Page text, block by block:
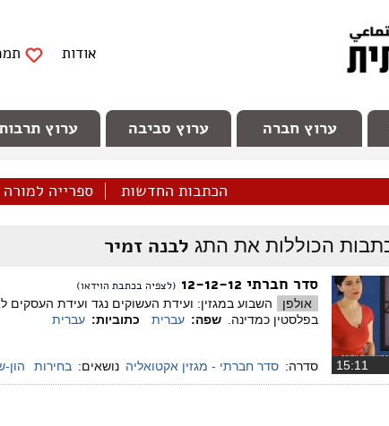
אודות
ערוץ חברה ערוץ סביבה ערוץ
הכתבות החדשות ספרייה למורה
הכוללות את התג לבנה זמיר
סדר חברתי 12-12-12 (לצפיה בכתבת הוידאו)
אולפן
השבוע במגזין: ועידת העשוקים נגד ועידת
בפלסטין כמדינה.
שפה: עברית כתוביות: עברית
סדרה: סדר חברתי - מגזין אקטואליה נושאים: בחירות הון-